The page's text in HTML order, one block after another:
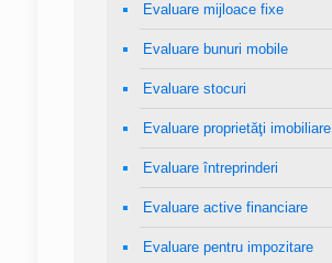
Evaluare mijloace fixe
Evaluare bunuri mobile
Evaluare stocuri
Evaluare proprietăţi imobiliare
Evaluare întreprinderi
Evaluare active financiare
Evaluare pentru impozitare